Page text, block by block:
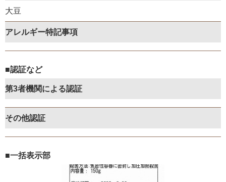
大豆
アレルギー特記事項
■認証など
第3者機関による認証
その他認証
■一括表示部